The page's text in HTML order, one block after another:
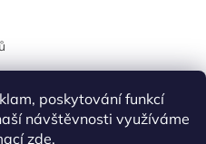
poskytování funkcí
návštěvnosti využíváme
zde.